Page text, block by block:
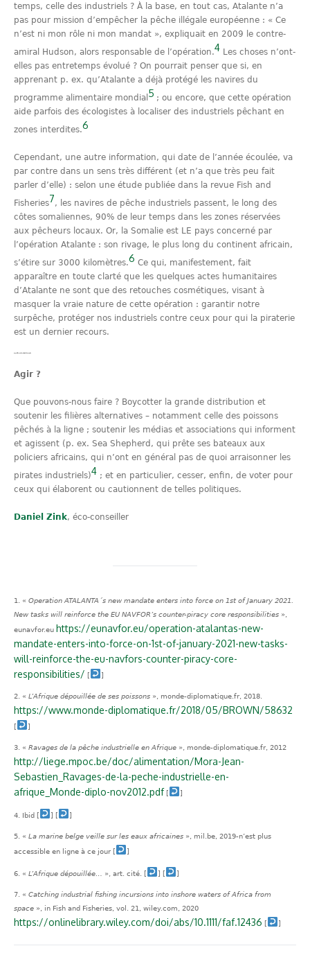
temps, celle des industriels ? À la base, en tout cas, Atalante n’a
pas pour mission d’empêcher la pêche illégale européenne : « Ce
n’est ni mon rôle ni mon mandat », expliquait en 2009 le contre-
amiral Hudson, alors responsable de l’opération.4 Les choses n’ont-
elles pas entretemps évolué ? On pourrait penser que si, en
apprenant p. ex. qu’Atalante a déjà protégé les navires du
programme alimentaire mondial 5 ; ou encore, que cette opération
aide parfois des écologistes à localiser des industriels pêchant en
zones interdites.6
Cependant, une autre information, qui date de l’année écoulée, va
par contre dans un sens très différent (et n’a que très peu fait
parler d’elle) : selon une étude publiée dans la revue Fish and
Fisheries7, les navires de pêche industriels passent, le long des
côtes somaliennes, 90% de leur temps dans les zones réservées
aux pêcheurs locaux. Or, la Somalie est LE pays concerné par
l’opération Atalante : son rivage, le plus long du continent africain,
s’étire sur 3000 kilomètres.6 Ce qui, manifestement, fait
apparaître en toute clarté que les quelques actes humanitaires
d’Atalante ne sont que des retouches cosmétiques, visant à
masquer la vraie nature de cette opération : garantir notre
surpêche, protéger nos industriels contre ceux pour qui la piraterie
est un dernier recours.
Agir ?
Que pouvons-nous faire ? Boycotter la grande distribution et
soutenir les filières alternatives – notamment celle des poissons
pêchés à la ligne ; soutenir les médias et associations qui informent
et agissent (p. ex. Sea Shepherd, qui prête ses bateaux aux
policiers africains, qui n’ont en général pas de quoi arraisonner les
pirates industriels)4 ; et en particulier, cesser, enfin, de voter pour
ceux qui élaborent ou cautionnent de telles politiques.
Daniel Zink, éco-conseiller
« Operation ATALANTA´s new mandate enters into force on 1st of January 2021.
New tasks will reinforce the EU NAVFOR’s counter-piracy core responsibilities »,
eunavfor.eu https://eunavfor.eu/operation-atalantas-new-
mandate-enters-into-force-on-1st-of-january-2021-new-tasks-
will-reinforce-the-eu-navfors-counter-piracy-core-
responsibilities/ [ ]
« L’Afrique dépouillée de ses poissons », monde-diplomatique.fr, 2018.
https://www.monde-diplomatique.fr/2018/05/BROWN/58632
[ ]
« Ravages de la pêche industrielle en Afrique », monde-diplomatique.fr, 2012
http://liege.mpoc.be/doc/alimentation/Mora-Jean-
Sebastien_Ravages-de-la-peche-industrielle-en-
afrique_Monde-diplo-nov2012.pdf [ ]
Ibid [ ] [ ]
« La marine belge veille sur les eaux africaines », mil.be, 2019-n’est plus
accessible en ligne à ce jour [ ]
« L’Afrique dépouillée… », art. cité. [ ] [ ]
« Catching industrial fishing incursions into inshore waters of Africa from
space », in Fish and Fisheries, vol. 21, wiley.com, 2020
https://onlinelibrary.wiley.com/doi/abs/10.1111/faf.12436 [ ]